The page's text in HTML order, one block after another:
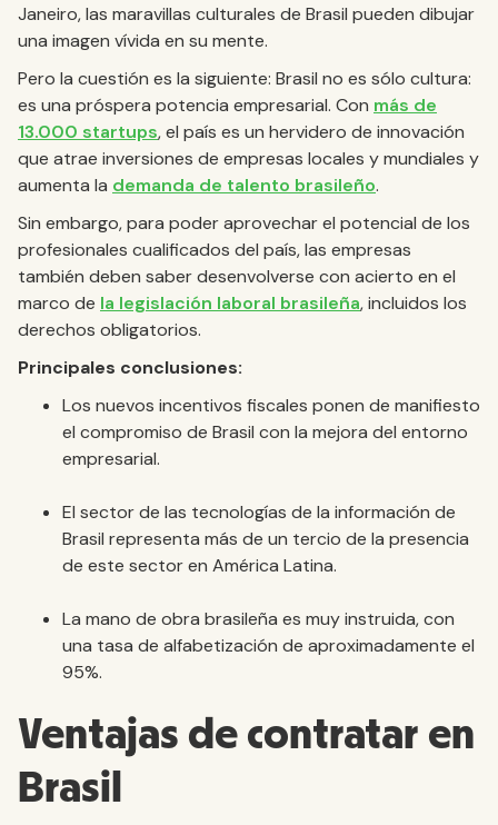
Janeiro, las maravillas culturales de Brasil pueden dibujar
una imagen vívida en su mente.
Pero la cuestión es la siguiente: Brasil no es sólo cultura:
es una próspera potencia empresarial. Con más de
13.000 startups, el país es un hervidero de innovación
que atrae inversiones de empresas locales y mundiales y
aumenta la demanda de talento brasileño.
Sin embargo, para poder aprovechar el potencial de los
profesionales cualificados del país, las empresas
también deben saber desenvolverse con acierto en el
marco de la legislación laboral brasileña, incluidos los
derechos obligatorios.
Principales conclusiones:
Los nuevos incentivos fiscales ponen de manifiesto
el compromiso de Brasil con la mejora del entorno
empresarial.
El sector de las tecnologías de la información de
Brasil representa más de un tercio de la presencia
de este sector en América Latina.
La mano de obra brasileña es muy instruida, con
una tasa de alfabetización de aproximadamente el
95%.
Ventajas de contratar en
Brasil